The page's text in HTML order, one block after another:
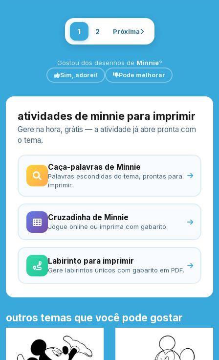
1 2 Próxima
Gostou dos desenhos de Minnie?
Sim, adorei! Pode melhorar
atividades de minnie para imprimir
Gere na hora, grátis — a atividade já abre pronta com
o tema.
Caça-palavras de Minnie
Palavras escondidas do tema, prontas para
imprimir.
Cruzadinha de Minnie
Jogue online ou imprima com gabarito.
Labirinto para imprimir
Gere labirintos únicos com gabarito em PDF.
outros temas que você pode gostar